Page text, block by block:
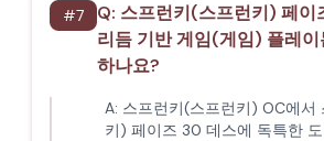
#7 Q: 스프런키(스프런키) 페이
리듬 기반 게임(게임) 플레
하나요?
A: 스프런키(스프런키) OC에서
키) 페이즈 30 데스에 독특한